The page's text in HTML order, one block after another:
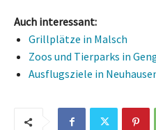
Auch interessant:
Grillplätze in Malsch
Zoos und Tierparks in
Ausflugsziele in